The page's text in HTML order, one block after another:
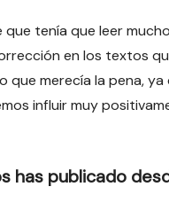
que tenía que leer
en los textos
que merecía la pena,
influir muy
has publicado